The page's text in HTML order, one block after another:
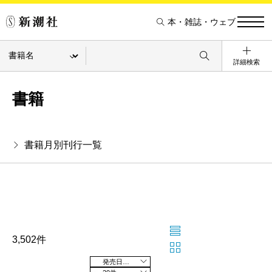
本・雑誌・ウェブ
詳細検索
書籍
書籍月別刊行一覧
3,502件